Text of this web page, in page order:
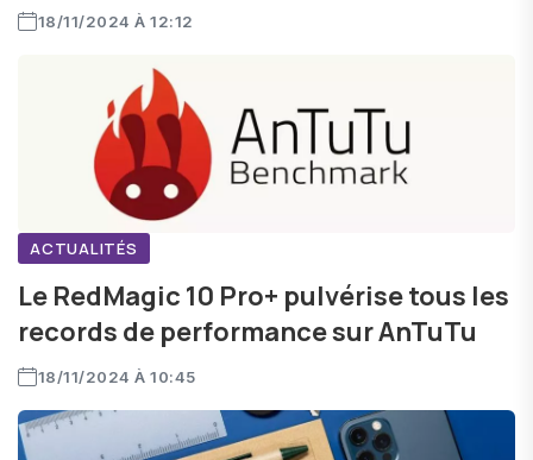
18/11/2024 À 12:12
ACTUALITÉS
Le RedMagic 10 Pro+ pulvérise tous les
records de performance sur AnTuTu
18/11/2024 À 10:45